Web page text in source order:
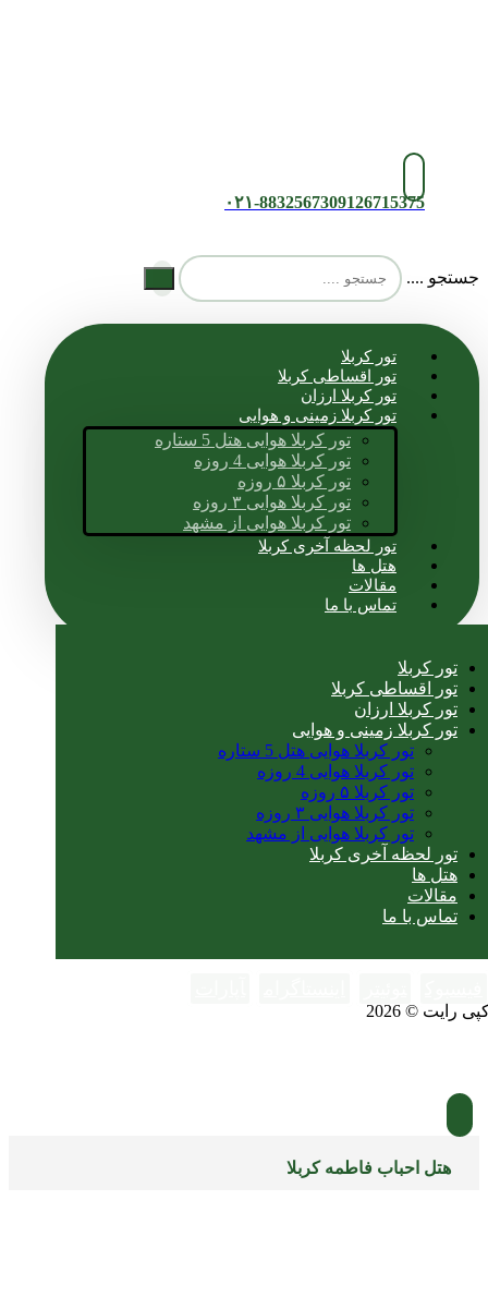
۰۲۱-8832567309126715375
جستجو ....
تور کربلا
تور اقساطی کربلا
تور کربلا ارزان
تور کربلا زمینی و هوایی
تور کربلا هوایی هتل 5 ستاره
تور کربلا هوایی 4 روزه
تور کربلا ۵ روزه
تور کربلا هوایی ۳ روزه
تور کربلا هوایی از مشهد
تور لحظه آخری کربلا
هتل ها
مقالات
تماس با ما
تور کربلا
تور اقساطی کربلا
تور کربلا ارزان
تور کربلا زمینی و هوایی
تور کربلا هوایی هتل 5 ستاره
تور کربلا هوایی 4 روزه
تور کربلا ۵ روزه
تور کربلا هوایی ۳ روزه
تور کربلا هوایی از مشهد
تور لحظه آخری کربلا
هتل ها
مقالات
تماس با ما
رایت © 2026
هتل احباب فاطمه کربلا